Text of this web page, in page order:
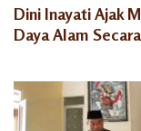
Dini Inayati Ajak
Daya Alam